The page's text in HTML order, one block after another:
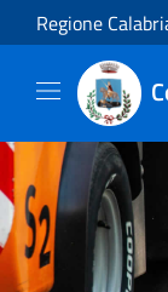
Salta al contenuto
Regione